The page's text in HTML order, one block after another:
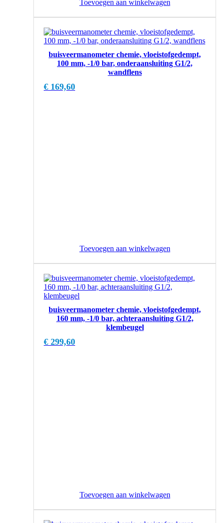
Toevoegen aan winkelwagen
buisveermanometer chemie, vloeistofgedempt,
100 mm, -1/0 bar, onderaansluiting G1/2,
wandflens
€ 169,60
Toevoegen aan winkelwagen
buisveermanometer chemie, vloeistofgedempt,
160 mm, -1/0 bar, achteraansluiting G1/2,
klembeugel
€ 299,60
Toevoegen aan winkelwagen